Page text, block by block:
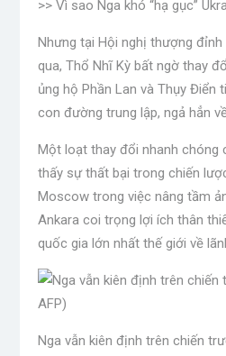
>> Vì sao Nga khó “hạ gục”
Nhưng tại Hội nghị thượng đỉnh
qua, Thổ Nhĩ Kỳ bất ngờ thay
ủng hộ Phần Lan và Thụy Điển
con đường trung lập, ngả hẳn
Một loạt thay đổi nhanh chóng
thấy sự thất bại trong chiến
Moscow trong việc nâng tầm
Ankara coi trọng lợi ích thân
quốc gia lớn nhất thế giới về
Nga vẫn kiên định trên chiến